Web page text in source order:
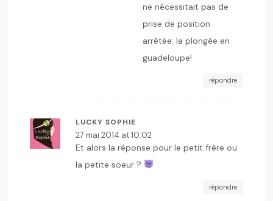
ne nécessitait pas de
prise de position
arrêtée: la plongée en
guadeloupe!
répondre
LUCKY SOPHIE
27 mai 2014 at 10:02
Et alors la réponse pour le petit frère ou
la petite soeur ?
répondre